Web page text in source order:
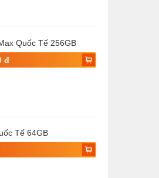
Quốc Tế 256GB
đ
Tế 64GB